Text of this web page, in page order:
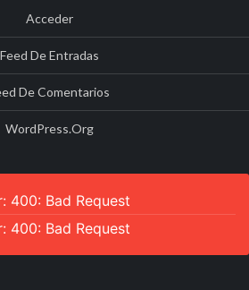
Acceder
Feed De Entradas
De Comentarios
WordPress.org
400: Bad Request
400: Bad Request